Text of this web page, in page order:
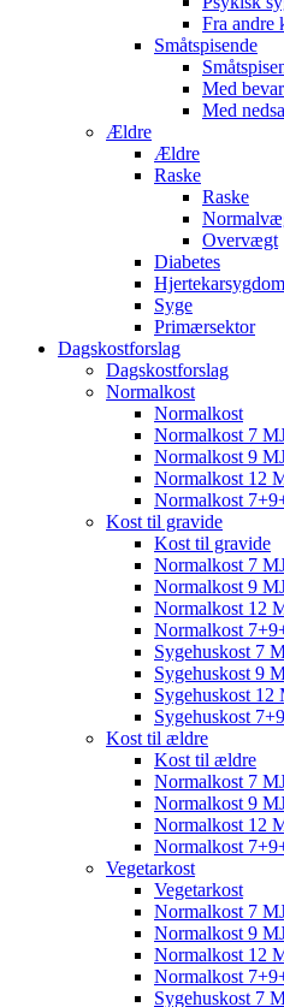
Fra andre
Småtspisende
Med
Med
Ældre
Ældre
Raske
Raske
Overvægt
Diabetes
Hjertekarsygdom
Syge
Primærsektor
Dagskostforslag
Dagskostforslag
Normalkost
Normalkost
Normalkost 7
Normalkost 9
Normalkost 12
Normalkost
Kost til gravide
Kost til gravide
Normalkost 7
Normalkost 9
Normalkost 12
Normalkost
Sygehuskost 7
Sygehuskost 9
Sygehuskost 12
Sygehuskost
Kost til ældre
Kost til ældre
Normalkost 7
Normalkost 9
Normalkost 12
Normalkost
Vegetarkost
Vegetarkost
Normalkost 7
Normalkost 9
Normalkost 12
Normalkost
Sygehuskost 7